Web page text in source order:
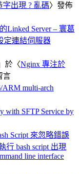
字出現 ? 亂碼〉發佈
Linked Server – 寰葛
定連結伺服器
於〈Nginx 專注於
言
ARM multi-arch
with SFTP Service by
Script 來忽略錯誤
行 bash script 出現
line interface